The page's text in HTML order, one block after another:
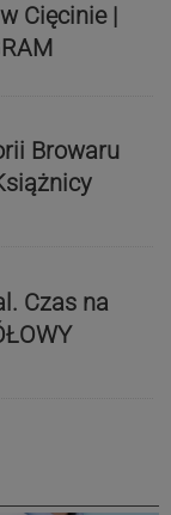
Cięcinie |
Browaru
Czas na